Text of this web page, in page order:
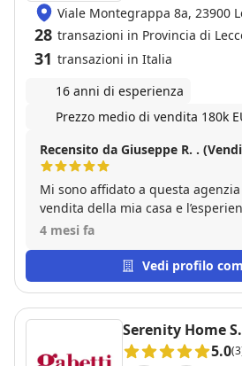
Viale Montegrappa 8a, 23900
28 transazioni in Provincia di
31 transazioni in Italia
16 anni di esperienza
Prezzo medio di vendita 180k
Recensito da Giuseppe R. .
Mi sono affidato a questa
vendita della mia casa e
positiva sotto ogni aspetto. Ho trovato grande
gestione chiara e trasparente in
trattativa. Sono stato seguito con
pratiche più complesse, con un
disponibile e concreto. Un servizio preciso e ben
organizzato che mi ha permesso
4 mesi fa
Vedi profilo
Serenity Home
5.0